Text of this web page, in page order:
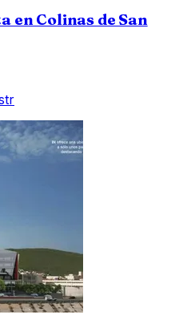
en Colinas de San